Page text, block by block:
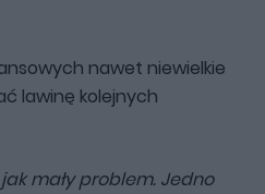
nawet niewielkie
lawinę kolejnych
mały problem. Jedno